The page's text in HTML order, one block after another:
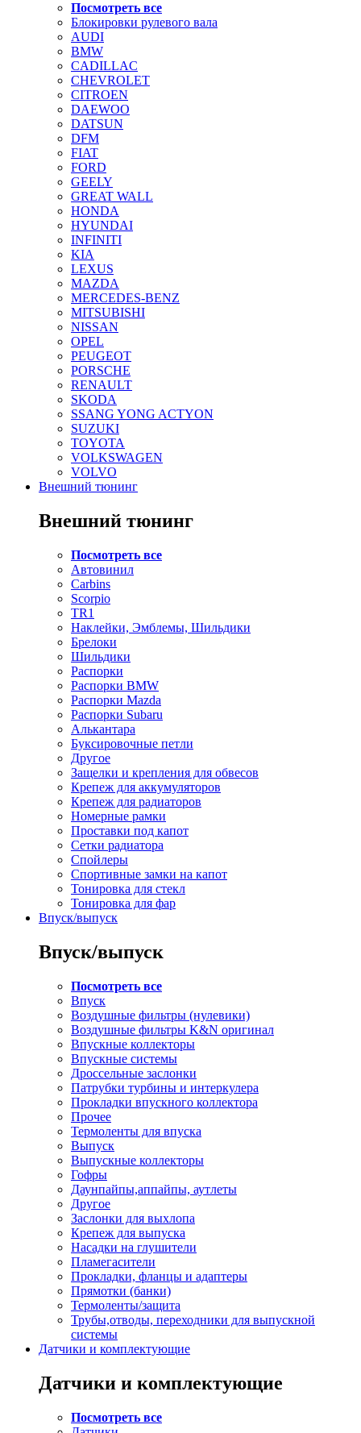
Посмотреть все
Блокировки рулевого вала
AUDI
BMW
CADILLAC
CHEVROLET
CITROEN
DAEWOO
DATSUN
DFM
FIAT
FORD
GEELY
GREAT WALL
HONDA
HYUNDAI
INFINITI
KIA
LEXUS
MAZDA
MERCEDES-BENZ
MITSUBISHI
NISSAN
OPEL
PEUGEOT
PORSCHE
RENAULT
SKODA
SSANG YONG ACTYON
SUZUKI
TOYOTA
VOLKSWAGEN
VOLVO
Внешний тюнинг
Внешний тюнинг
Посмотреть все
Автовинил
Carbins
Scorpio
TR1
Наклейки, Эмблемы, Шильдики
Брелоки
Шильдики
Распорки
Распорки BMW
Распорки Mazda
Распорки Subaru
Алькантара
Буксировочные петли
Другое
Защелки и крепления для обвесов
Крепеж для аккумуляторов
Крепеж для радиаторов
Номерные рамки
Проставки под капот
Сетки радиатора
Спойлеры
Спортивные замки на капот
Тонировка для стекл
Тонировка для фар
Впуск/выпуск
Впуск/выпуск
Посмотреть все
Впуск
Воздушные фильтры (нулевики)
Воздушные фильтры K&N оригинал
Впускные коллекторы
Впускные системы
Дроссельные заслонки
Патрубки турбины и интеркулера
Прокладки впускного коллектора
Прочее
Термоленты для впуска
Выпуск
Выпускные коллекторы
Гофры
Даунпайпы,аппайпы, аутлеты
Другое
Заслонки для выхлопа
Крепеж для выпуска
Насадки на глушители
Пламегасители
Прокладки, фланцы и адаптеры
Прямотки (банки)
Термоленты/защита
Трубы,отводы, переходники для выпускной
системы
Датчики и комплектующие
Датчики и комплектующие
Посмотреть все